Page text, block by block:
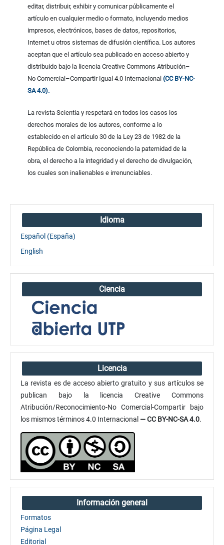
editar, distribuir, exhibir y comunicar públicamente el
artículo en cualquier medio o formato, incluyendo medios
impresos, electrónicos, bases de datos, repositorios,
Internet u otros sistemas de difusión científica. Los autores
aceptan que el artículo sea publicado en acceso abierto y
distribuido bajo la licencia Creative Commons Atribución–
No Comercial–Compartir Igual 4.0 Internacional(CC BY-NC-
SA 4.0).
La revista Scientia y respetará en todos los casos los
derechos morales de los autores, conforme a lo
establecido en el artículo 30 de la Ley 23 de 1982 de la
República de Colombia, reconociendo la paternidad de la
obra, el derecho a la integridad y el derecho de divulgación,
los cuales son inalienables e irrenunciables.
Idioma
Español (España)
English
Ciencia
Licencia
La revista es de acceso abierto gratuito y sus artículos se
publican bajo la licencia Creative Commons
Atribución/Reconocimiento-No Comercial-Compartir bajo
los mismos términos 4.0 Internacional — CC BY-NC-SA 4.0.
Información general
Formatos
Página Legal
Editorial